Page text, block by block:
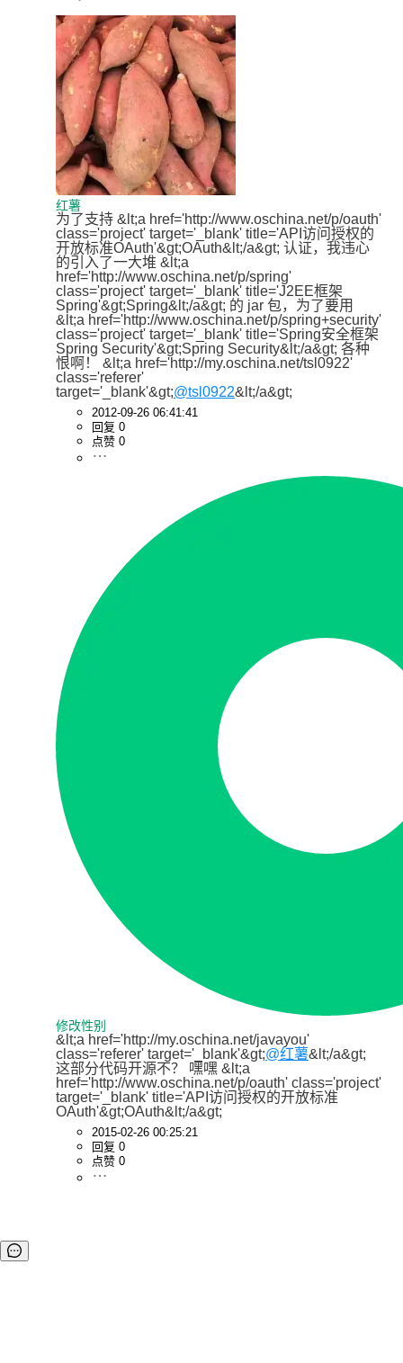
红薯
为了支持 &lt;a href='http://www.oschina.net/p/oauth'
class='project' target='_blank' title='API访问授权的
开放标准OAuth'&gt;OAuth&lt;/a&gt; 认证，我违心
的引入了一大堆 &lt;a
href='http://www.oschina.net/p/spring'
class='project' target='_blank' title='J2EE框架
Spring'&gt;Spring&lt;/a&gt; 的 jar 包，为了要用
&lt;a href='http://www.oschina.net/p/spring+security'
class='project' target='_blank' title='Spring安全框架
Spring Security'&gt;Spring Security&lt;/a&gt; 各种
恨啊！ &lt;a href='http://my.oschina.net/tsl0922'
class='referer'
target='_blank'&gt;@tsl0922&lt;/a&gt;
2012-09-26 06:41:41
回复 0
点赞 0
修改性别
&lt;a href='http://my.oschina.net/javayou'
class='referer' target='_blank'&gt;@红薯&lt;/a&gt;
这部分代码开源不？ 嘿嘿 &lt;a
href='http://www.oschina.net/p/oauth' class='project'
target='_blank' title='API访问授权的开放标准
OAuth'&gt;OAuth&lt;/a&gt;
2015-02-26 00:25:21
回复 0
点赞 0